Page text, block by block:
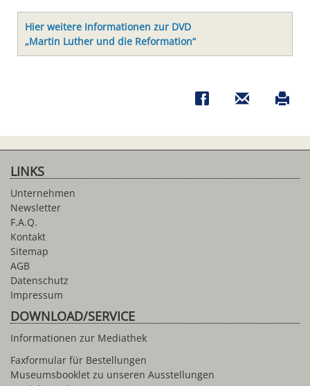
Hier weitere Informationen zur DVD
„Martin Luther und die Reformation“
LINKS
Unternehmen
Newsletter
F.A.Q.
Kontakt
Sitemap
AGB
Datenschutz
Impressum
DOWNLOAD/SERVICE
Informationen zur Mediathek
Faxformular für Bestellungen
Museumsbooklet zu unseren Ausstellungen